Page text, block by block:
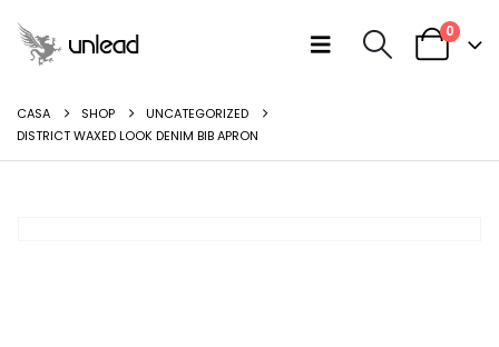
0
CASA SHOP
UNCATEGORIZED
DISTRICT WAXED LOOK DENIM BIB APRON